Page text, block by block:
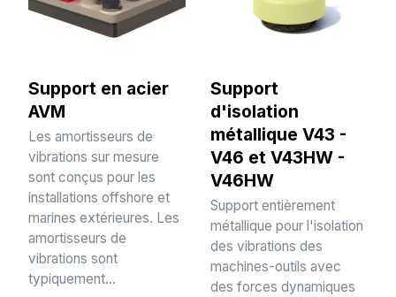
Support en acier
AVM
Les amortisseurs de
vibrations sur mesure
sont conçus pour les
installations offshore et
marines extérieures. Les
amortisseurs de
vibrations sont
typiquement...
Support
d'isolation
métallique V43 -
V46 et V43HW -
V46HW
Support entièrement
métallique pour l'isolation
des vibrations des
machines-outils avec
des forces dynamiques